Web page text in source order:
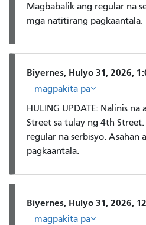
Magbabalik ang regular na
mga natitirang pagkaantala.
Biyernes, Hulyo 31, 2026,
magpakita pa
HULING UPDATE: Nalinis na
Street sa tulay ng 4th
regular na serbisyo. Asahan
pagkaantala.
Biyernes, Hulyo 31, 2026,
magpakita pa